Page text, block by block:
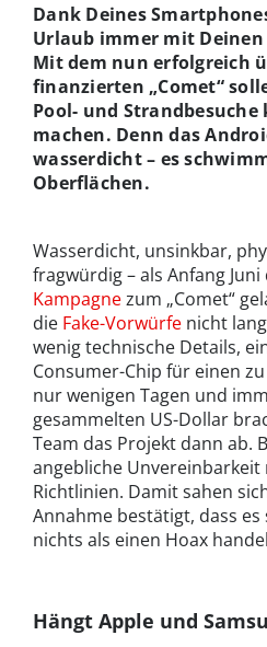
Dank Deines
Urlaub immer mit
Mit dem nun erfolgreich
finanzierten „Comet“
Pool- und
machen. Denn das
wasserdicht – es
Oberflächen.
Wasserdicht, unsinkbar,
fragwürdig – als Anfang Juni
Kampagnezum „Comet“
die Fake-Vorwürfe nicht
wenig technische Details,
Consumer-Chip für einen
nur wenigen Tagen und
gesammelten US-Dollar
Team das Projekt dann ab.
angebliche
Richtlinien. Damit sahen
Annahme bestätigt, dass es
nichts als einen Hoax
Hängt Apple und